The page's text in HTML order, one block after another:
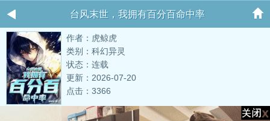
台风末世，我拥有百分百命中率
作者：虎鲸虎
类别：科幻异灵
状态：连载
更新：2026-07-20
点击：3366